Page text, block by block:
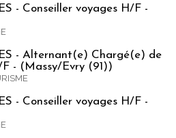
- Conseiller voyages H/F -
- Alternant(e) Chargé(e) de
F - (Massy/Evry (91))
- Conseiller voyages H/F -